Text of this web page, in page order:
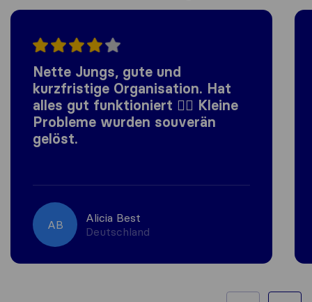
Nette Jungs, gute und
kurzfristige Organisation. Hat
alles gut funktioniert 👍🏼 Kleine
Probleme wurden souverän
gelöst.
AB
Alicia Best
Deutschland